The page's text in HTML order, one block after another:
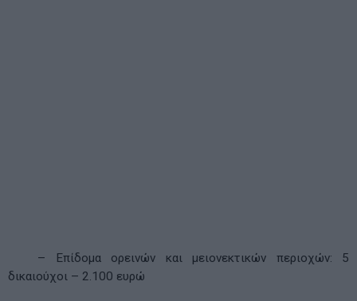
– Επίδομα ορεινών και μειονεκτικών περιοχών: 5
δικαιούχοι – 2.100 ευρώ